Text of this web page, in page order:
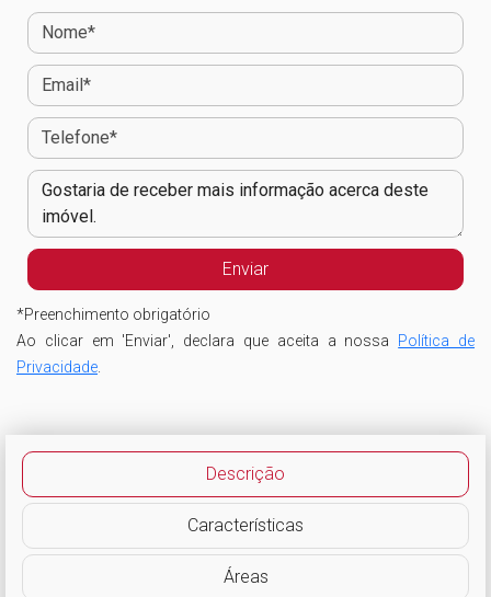
*Preenchimento obrigatório
Ao clicar em 'Enviar', declara que aceita a nossa Política de
Privacidade
Descrição
Características
Áreas